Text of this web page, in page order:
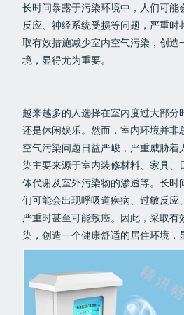
长时间暴露于污染环境中，人们可能
反应、神经系统受损等问题，严重
取有效措施减少室内空气污染，创造
境，显得尤为重要。
越来越多的人选择在室内度过大部分
还是休闲娱乐。然而，室内环境并非
空气污染问题日益严峻，严重威胁
染主要来源于室内装修材料、家具、
体代谢及室外污染物的渗透等。长时
们可能会出现呼吸道疾病、过敏反应
严重时甚至可能致癌。因此，采取有
染，创造一个健康舒适的居住环境，